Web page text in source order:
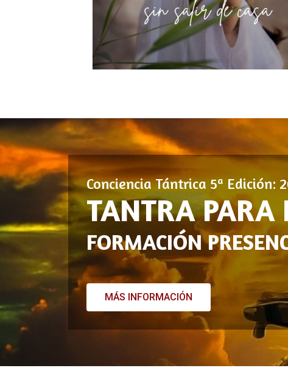
Conciencia Tántrica 5ª Edición:
TANTRA PARA
FORMACIÓN
MÁS INFORMACIÓN